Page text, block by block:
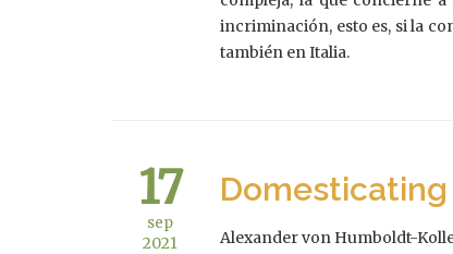
incriminación, esto es, si la
también en Italia.
Alexander von Humboldt-
17
sep
2021